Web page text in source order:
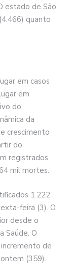
estado de São
quanto
em casos
em
do
da
crescimento
do
registrados
mil mortes.
1.222
feira (3). O
desde o
Saúde. O
de
(359).